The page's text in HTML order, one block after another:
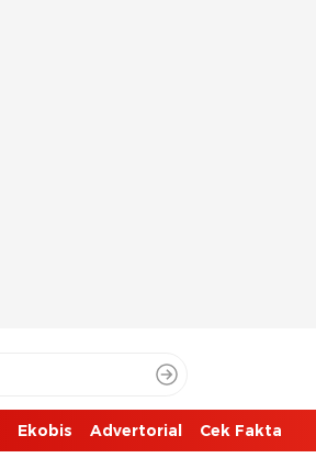
Ekobis Advertorial Cek Fakta